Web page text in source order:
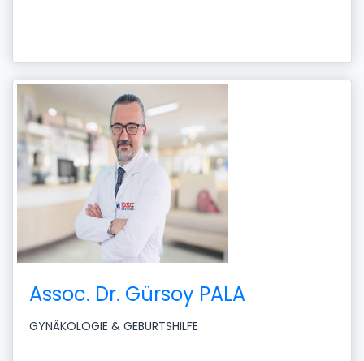
Assoc. Dr. Gürsoy PALA
GYNÄKOLOGIE & GEBURTSHILFE